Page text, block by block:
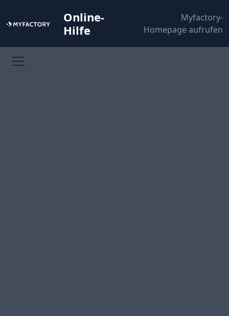
Online-
Hilfe
Myfactory-
Homepage aufrufen